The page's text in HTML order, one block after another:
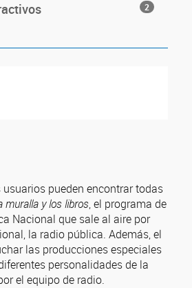
2
usuarios pueden encontrar todas
muralla y los libros, el programa de
Nacional que sale al aire por
la radio pública. Además, el
las producciones especiales
personalidades de la
el equipo de radio.